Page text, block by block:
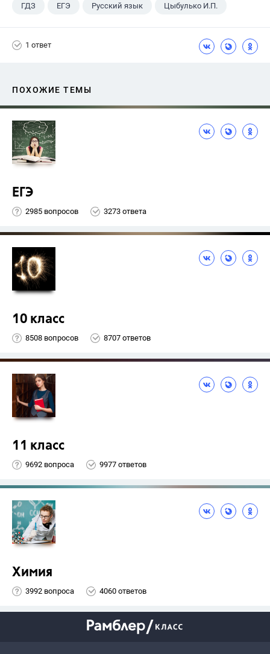
ГДЗ ЕГЭ Русский язык Цыбулько И.П.
1 ответ
ПОХОЖИЕ ТЕМЫ
ЕГЭ
2985 вопросов 3273 ответа
10 класс
8508 вопросов 8707 ответов
11 класс
9692 вопроса 9977 ответов
Химия
3992 вопроса 4060 ответов